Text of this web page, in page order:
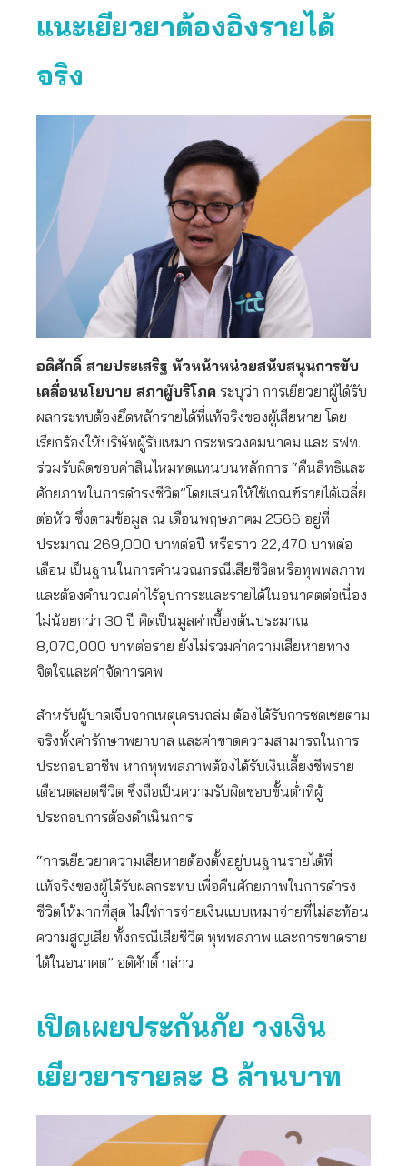
แนะเยียวยาต้องอิงรายได้
จริง
อดิศักดิ์ สายประเสริฐ หัวหน้าหน่วยสนับสนุนการขับ
เคลื่อนนโยบาย สภาผู้บริโภค ระบุว่า การเยียวยาผู้ได้รับ
ผลกระทบต้องยึดหลักรายได้ที่แท้จริงของผู้เสียหาย โดย
เรียกร้องให้บริษัทผู้รับเหมา กระทรวงคมนาคม และ รฟท.
ร่วมรับผิดชอบค่าสินไหมทดแทนบนหลักการ “คืนสิทธิและ
ศักยภาพในการดำรงชีวิต”โดยเสนอให้ใช้เกณฑ์รายได้เฉลี่ย
ต่อหัว ซึ่งตามข้อมูล ณ เดือนพฤษภาคม 2566 อยู่ที่
ประมาณ 269,000 บาทต่อปี หรือราว 22,470 บาทต่อ
เดือน เป็นฐานในการคำนวณกรณีเสียชีวิตหรือทุพพลภาพ
และต้องคำนวณค่าไร้อุปการะและรายได้ในอนาคตต่อเนื่อง
ไม่น้อยกว่า 30 ปี คิดเป็นมูลค่าเบื้องต้นประมาณ
8,070,000 บาทต่อราย ยังไม่รวมค่าความเสียหายทาง
จิตใจและค่าจัดการศพ
สำหรับผู้บาดเจ็บจากเหตุเครนถล่ม ต้องได้รับการชดเชยตาม
จริงทั้งค่ารักษาพยาบาล และค่าขาดความสามารถในการ
ประกอบอาชีพ หากทุพพลภาพต้องได้รับเงินเลี้ยงชีพราย
เดือนตลอดชีวิต ซึ่งถือเป็นความรับผิดชอบขั้นต่ำที่ผู้
ประกอบการต้องดำเนินการ
“การเยียวยาความเสียหายต้องตั้งอยู่บนฐานรายได้ที่
แท้จริงของผู้ได้รับผลกระทบ เพื่อคืนศักยภาพในการดำรง
ชีวิตให้มากที่สุด ไม่ใช่การจ่ายเงินแบบเหมาจ่ายที่ไม่สะท้อน
ความสูญเสีย ทั้งกรณีเสียชีวิต ทุพพลภาพ และการขาดราย
ได้ในอนาคต” อดิศักดิ์ กล่าว
เปิดเผยประกันภัย วงเงิน
เยียวยารายละ 8 ล้านบาท